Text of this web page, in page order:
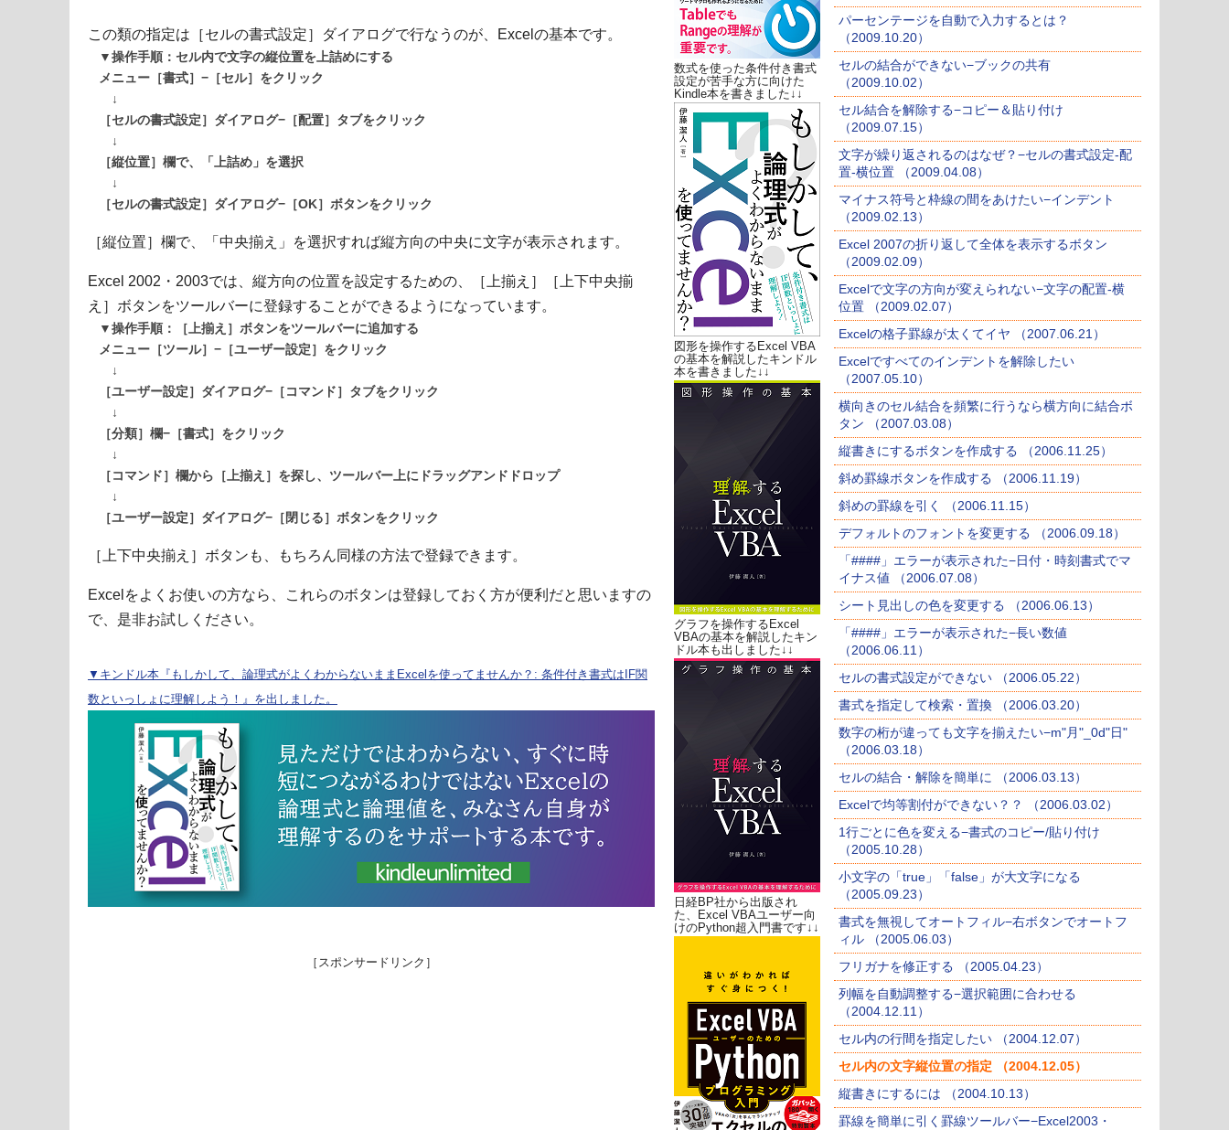
この類の指定は［セルの書式設定］ダイアログで行なうのが、Excelの基本です。
▼操作手順：セル内で文字の縦位置を上詰めにする
メニュー［書式］−［セル］をクリック
↓
［セルの書式設定］ダイアログ−［配置］タブをクリック
↓
［縦位置］欄で、「上詰め」を選択
↓
［セルの書式設定］ダイアログ−［OK］ボタンをクリック
［縦位置］欄で、「中央揃え」を選択すれば縦方向の中央に文字が表示されます。
Excel 2002・2003では、縦方向の位置を設定するための、［上揃え］［上下中央揃
え］ボタンをツールバーに登録することができるようになっています。
▼操作手順：［上揃え］ボタンをツールバーに追加する
メニュー［ツール］−［ユーザー設定］をクリック
↓
［ユーザー設定］ダイアログ−［コマンド］タブをクリック
↓
［分類］欄−［書式］をクリック
↓
［コマンド］欄から［上揃え］を探し、ツールバー上にドラッグアンドドロップ
↓
［ユーザー設定］ダイアログ−［閉じる］ボタンをクリック
［上下中央揃え］ボタンも、もちろん同様の方法で登録できます。
Excelをよくお使いの方なら、これらのボタンは登録しておく方が便利だと思いますの
で、是非お試しください。
▼キンドル本『もしかして、論理式がよくわからないままExcelを使ってませんか？: 条件付き書式はIF関
数といっしょに理解しよう！』を出しました。
［スポンサードリンク］
数式を使った条件付き書式
設定が苦手な方に向けた
Kindle本を書きました↓↓
図形を操作するExcel VBA
の基本を解説したキンドル
本を書きました↓↓
グラフを操作するExcel
VBAの基本を解説したキン
ドル本も出しました↓↓
日経BP社から出版され
た、Excel VBAユーザー向
けのPython超入門書です↓↓
パーセンテージを自動で入力するとは？
（2009.10.20）
セルの結合ができない−ブックの共有
（2009.10.02）
セル結合を解除する−コピー＆貼り付け
（2009.07.15）
文字が繰り返されるのはなぜ？−セルの書式設定-配
置-横位置 （2009.04.08）
マイナス符号と枠線の間をあけたい−インデント
（2009.02.13）
Excel 2007の折り返して全体を表示するボタン
（2009.02.09）
Excelで文字の方向が変えられない−文字の配置-横
位置 （2009.02.07）
Excelの格子罫線が太くてイヤ （2007.06.21）
Excelですべてのインデントを解除したい
（2007.05.10）
横向きのセル結合を頻繁に行うなら横方向に結合ボ
タン （2007.03.08）
縦書きにするボタンを作成する （2006.11.25）
斜め罫線ボタンを作成する （2006.11.19）
斜めの罫線を引く （2006.11.15）
デフォルトのフォントを変更する （2006.09.18）
「####」エラーが表示された−日付・時刻書式でマ
イナス値 （2006.07.08）
シート見出しの色を変更する （2006.06.13）
「####」エラーが表示された−長い数値
（2006.06.11）
セルの書式設定ができない （2006.05.22）
書式を指定して検索・置換 （2006.03.20）
数字の桁が違っても文字を揃えたい−m"月"_0d"日"
（2006.03.18）
セルの結合・解除を簡単に （2006.03.13）
Excelで均等割付ができない？？ （2006.03.02）
1行ごとに色を変える−書式のコピー/貼り付け
（2005.10.28）
小文字の「true」「false」が大文字になる
（2005.09.23）
書式を無視してオートフィル−右ボタンでオートフ
ィル （2005.06.03）
フリガナを修正する （2005.04.23）
列幅を自動調整する−選択範囲に合わせる
（2004.12.11）
セル内の行間を指定したい （2004.12.07）
セル内の文字縦位置の指定 （2004.12.05）
縦書きにするには （2004.10.13）
罫線を簡単に引く罫線ツールバー−Excel2003・